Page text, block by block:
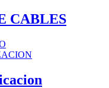
CABLES